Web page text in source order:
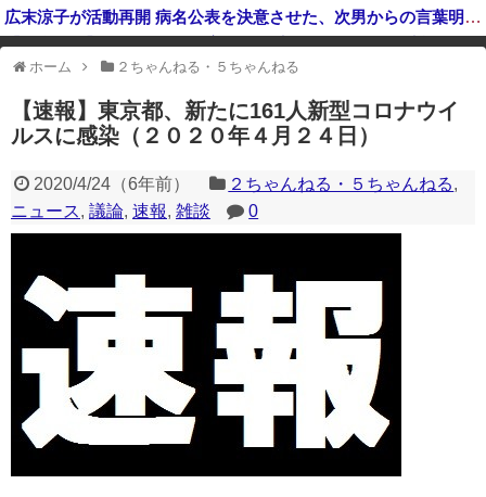
広末涼子が活動再開 病名公表を決意させた、次男からの言葉明かす
【金利上昇】 年24万円負担増 30代住宅ローンで、内閣府試算
一部のコンテンツが表示されなくなったり、サイト全体のレイアウトが崩れ
たりする場合があります。
ホーム ２ちゃんねる・５ちゃんねる
【速報】東京都、新たに161人新型コロナウイ
ルスに感染（２０２０年４月２４日）
2020/4/24（6年前） ２ちゃんねる・５ちゃんねる,
ニュース, 議論, 速報, 雑談 0